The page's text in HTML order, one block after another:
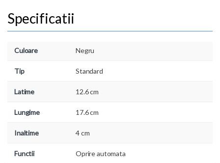
Culoare Negru
Tip Standard
Latime 12.6 cm
Lungime 17.6 cm
Inaltime 4 cm
Functii Oprire automata